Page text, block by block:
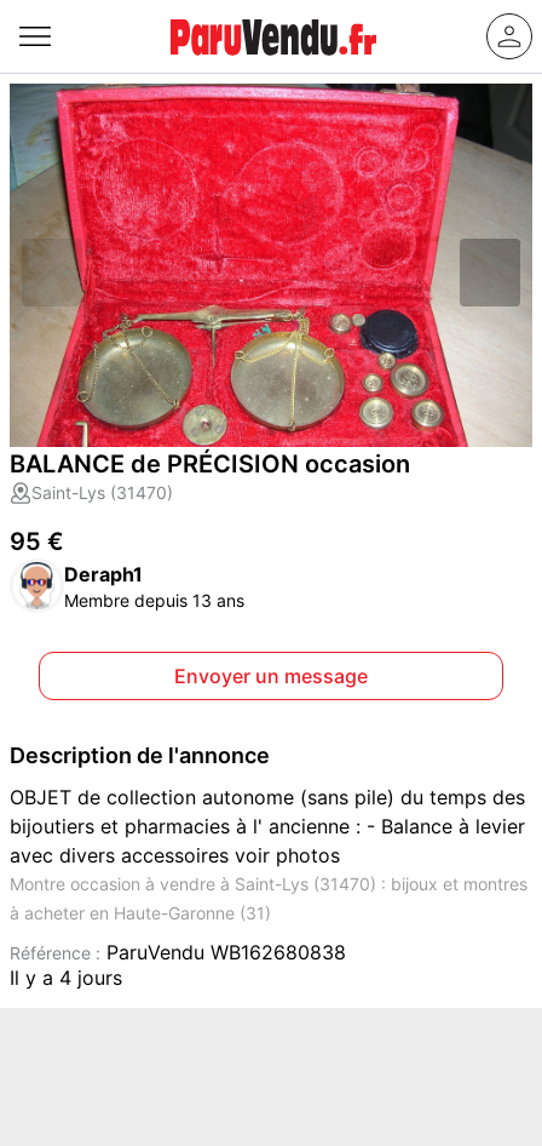
BALANCE de PRÉCISION occasion
Saint-Lys (31470)
95 €
Deraph1
Membre depuis 13 ans
Envoyer un message
Description de l'annonce
OBJET de collection autonome (sans pile) du temps des
bijoutiers et pharmacies à l' ancienne : - Balance à levier
avec divers accessoires voir photos
Montre occasion à vendre à Saint-Lys (31470) : bijoux et montres
à acheter en Haute-Garonne (31)
Référence : ParuVendu WB162680838
Il y a 4 jours